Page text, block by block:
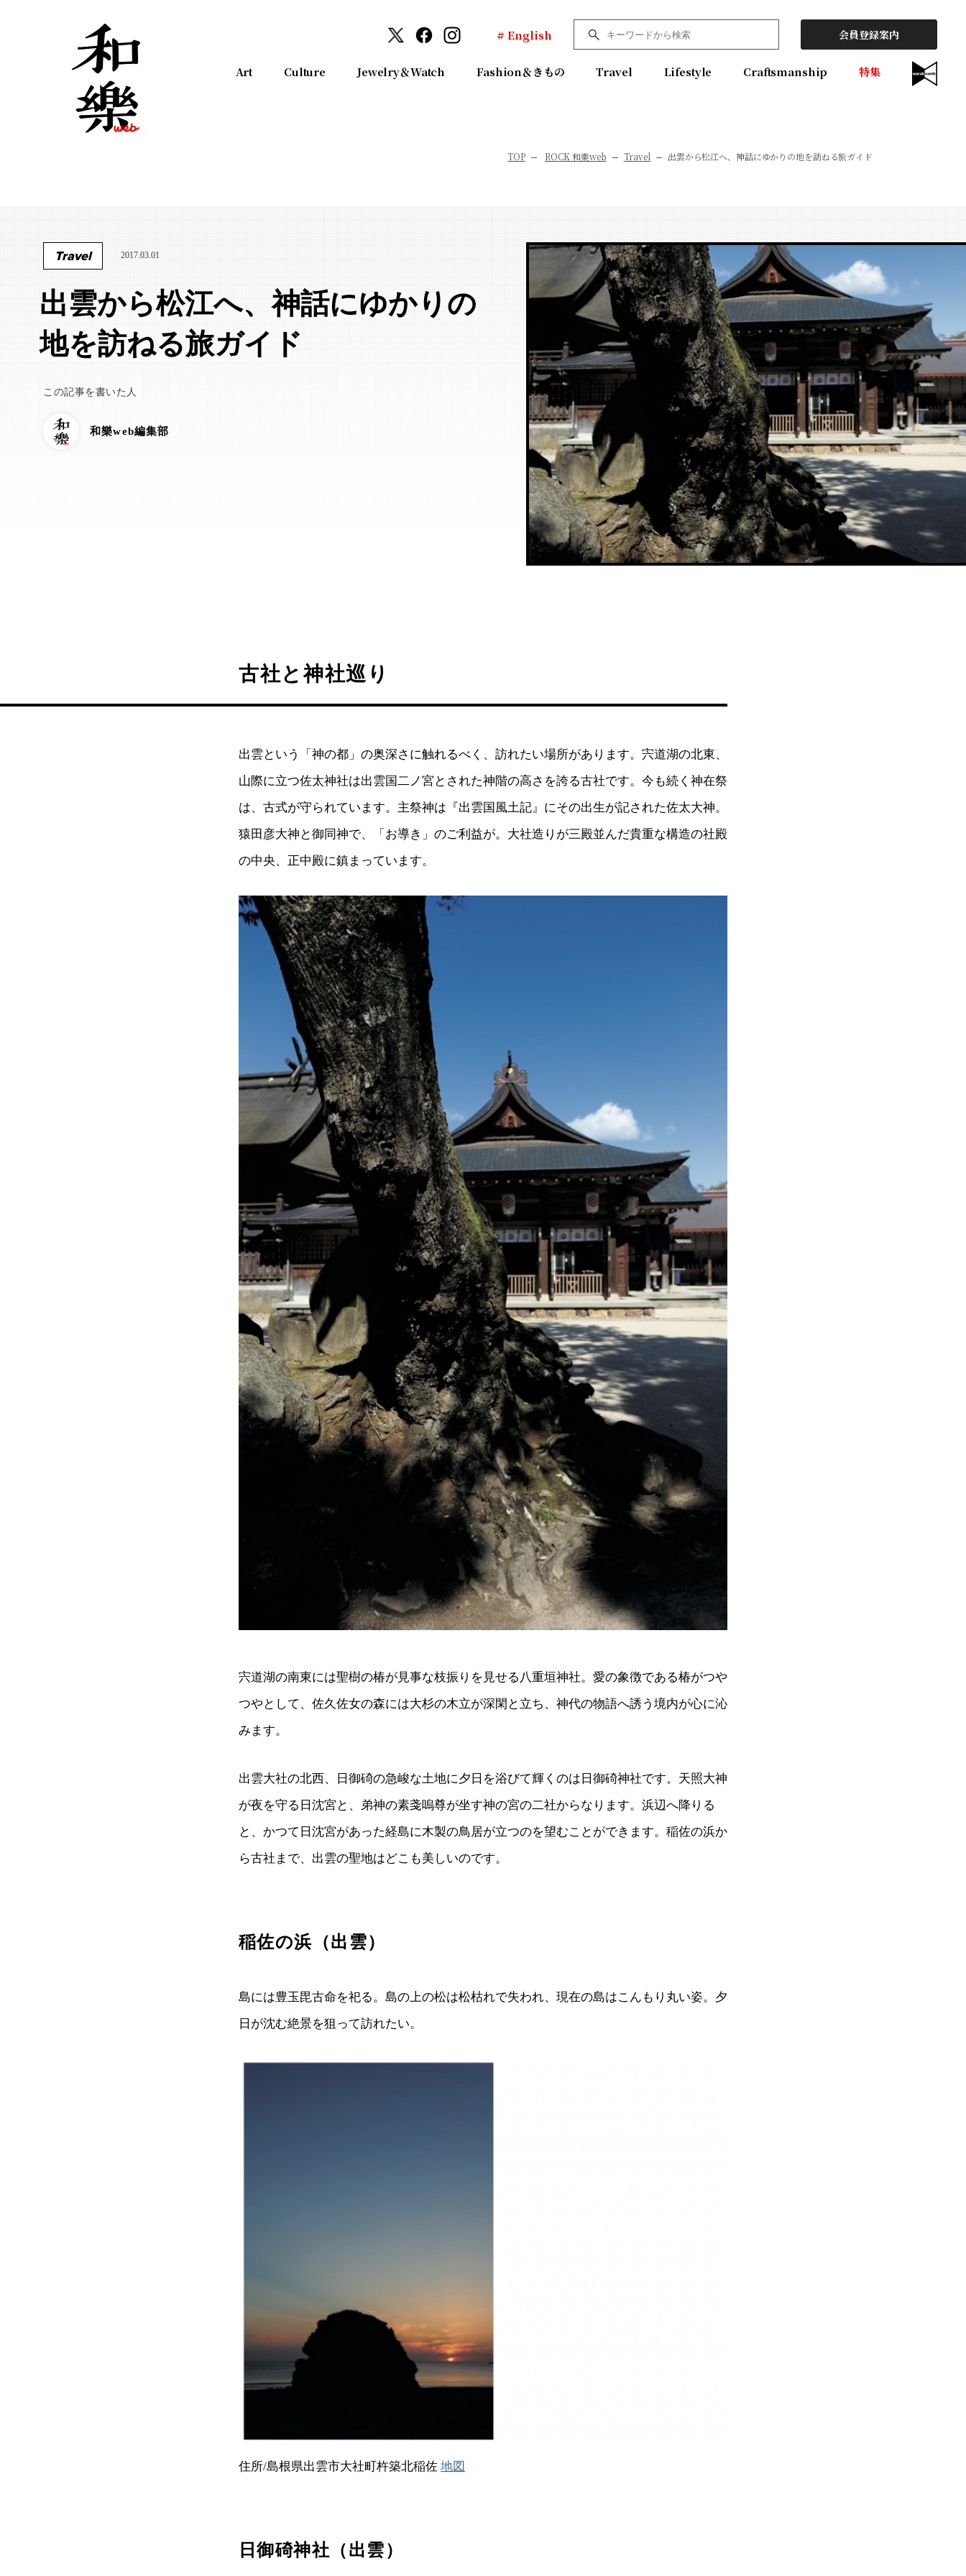
# English 会員登録案内
Art Culture Jewelry＆Watch Fashion＆きもの Travel Lifestyle Craftsmanship 特集
TOP ROCK 和樂web Travel 出雲から松江へ、神話にゆかりの地を訪ねる旅ガイド
Travel 2017.03.01
出雲から松江へ、神話にゆかりの
地を訪ねる旅ガイド
この記事を書いた人
和樂web編集部
古社と神社巡り
出雲という「神の都」の奥深さに触れるべく、訪れたい場所があります。宍道湖の北東、
山際に立つ佐太神社は出雲国二ノ宮とされた神階の高さを誇る古社です。今も続く神在祭
は、古式が守られています。主祭神は『出雲国風土記』にその出生が記された佐太大神。
猿田彦大神と御同神で、「お導き」のご利益が。大社造りが三殿並んだ貴重な構造の社殿
の中央、正中殿に鎮まっています。
宍道湖の南東には聖樹の椿が見事な枝振りを見せる八重垣神社。愛の象徴である椿がつや
つやとして、佐久佐女の森には大杉の木立が深閑と立ち、神代の物語へ誘う境内が心に沁
みます。
出雲大社の北西、日御碕の急峻な土地に夕日を浴びて輝くのは日御碕神社です。天照大神
が夜を守る日沈宮と、弟神の素戔嗚尊が坐す神の宮の二社からなります。浜辺へ降りる
と、かつて日沈宮があった経島に木製の鳥居が立つのを望むことができます。稲佐の浜か
ら古社まで、出雲の聖地はどこも美しいのです。
稲佐の浜（出雲）
島には豊玉毘古命を祀る。島の上の松は松枯れで失われ、現在の島はこんもり丸い姿。夕
日が沈む絶景を狙って訪れたい。
住所/島根県出雲市大社町杵築北稲佐 地図
日御碕神社（出雲）